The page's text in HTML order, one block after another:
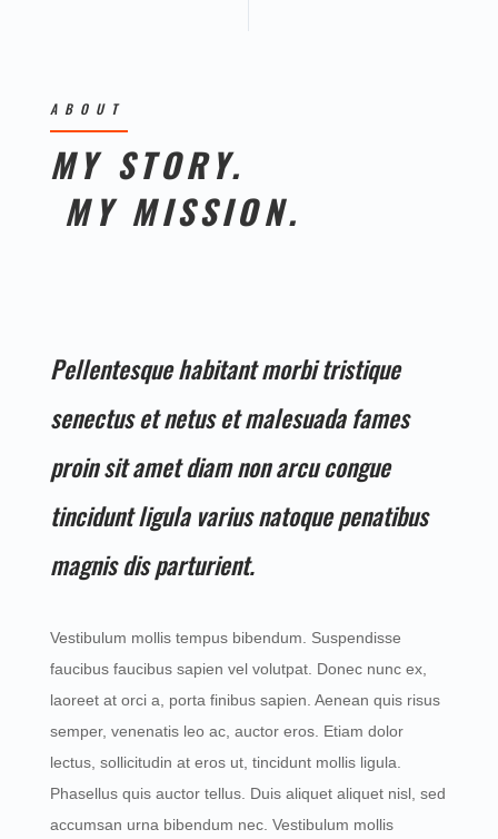
ABOUT
MY STORY.
MY MISSION.
Pellentesque habitant morbi tristique
senectus et netus et malesuada fames
proin sit amet diam non arcu congue
tincidunt ligula varius natoque penatibus
magnis dis parturient.
Vestibulum mollis tempus bibendum. Suspendisse
faucibus faucibus sapien vel volutpat. Donec nunc ex,
laoreet at orci a, porta finibus sapien. Aenean quis risus
semper, venenatis leo ac, auctor eros. Etiam dolor
lectus, sollicitudin at eros ut, tincidunt mollis ligula.
Phasellus quis auctor tellus. Duis aliquet aliquet nisl, sed
accumsan urna bibendum nec. Vestibulum mollis